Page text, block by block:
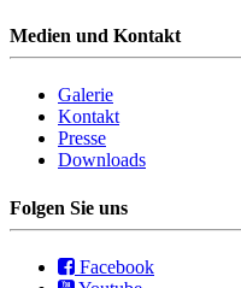
Medien und Kontakt
Galerie
Kontakt
Presse
Downloads
Folgen Sie uns
Facebook